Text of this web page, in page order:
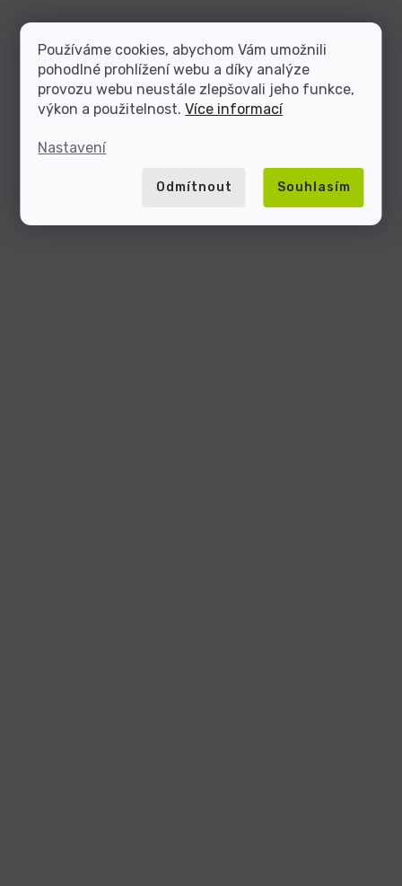
Používáme cookies, abychom Vám umožnili
pohodlné prohlížení webu a díky analýze
provozu webu neustále zlepšovali jeho funkce,
výkon a použitelnost.Více informací
Nastavení
Odmítnout Souhlasím